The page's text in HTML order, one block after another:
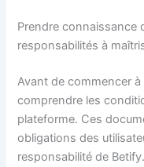
Prendre connaissance
responsabilités à
Avant de commencer
comprendre les
plateforme. Ces
obligations des
responsabilité de